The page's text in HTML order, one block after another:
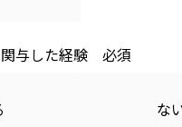
与した経験
な